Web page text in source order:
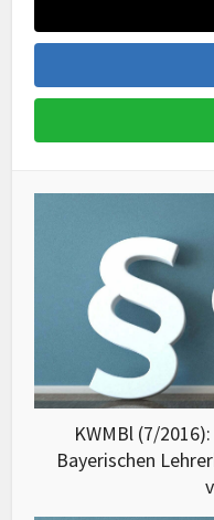
KWMBl (7/
Bayerischen